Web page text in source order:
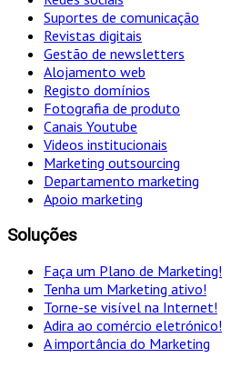
Suportes de comunicação
Revistas digitais
Gestão de newsletters
Alojamento web
Registo domínios
Fotografia de produto
Canais Youtube
Videos institucionais
Marketing outsourcing
Departamento marketing
Apoio marketing
Soluções
Faça um Plano de Marketing!
Tenha um Marketing ativo!
Torne-se visível na Internet!
Adira ao comércio eletrónico!
A importância do Marketing